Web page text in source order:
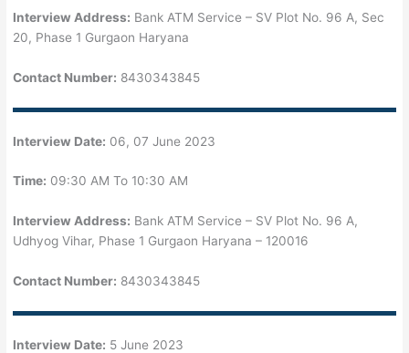
Interview Address: Bank ATM Service – SV Plot No. 96 A, Sec
20, Phase 1 Gurgaon Haryana
Contact Number: 8430343845
Interview Date: 06, 07 June 2023
Time: 09:30 AM To 10:30 AM
Interview Address: Bank ATM Service – SV Plot No. 96 A,
Udhyog Vihar, Phase 1 Gurgaon Haryana – 120016
Contact Number: 8430343845
Interview Date: 5 June 2023